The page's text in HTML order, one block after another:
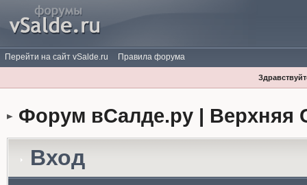
Перейти на сайт vSalde.ru Правила форума
Форум вСалде.ру | Верхняя
Вход